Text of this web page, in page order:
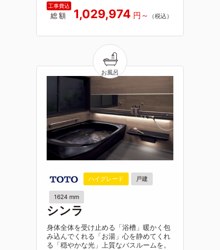
総額 1,029,974
ハイグレード 戸建
1624 mm
シンラ
身体全体を受け止める「浴槽」暖かく包
み込んでくれる「お湯」心を静めてくれ
る「穏やかな光」上質なバスルームを。